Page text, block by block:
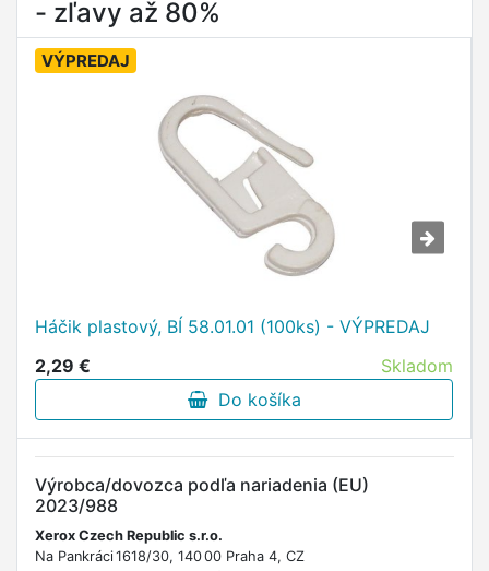
- zľavy až 80%
VÝPREDAJ
Háčik plastový, BÍ 58.01.01 (100ks) - VÝPREDAJ
2,29 €
Skladom
Do košíka
Výrobca/dovozca podľa nariadenia (EU)
2023/988
Xerox Czech Republic s.r.o.
Na Pankráci 1618/30, 140 00 Praha 4, CZ